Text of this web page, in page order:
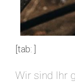
[tab: ]
Wir sind Ihr